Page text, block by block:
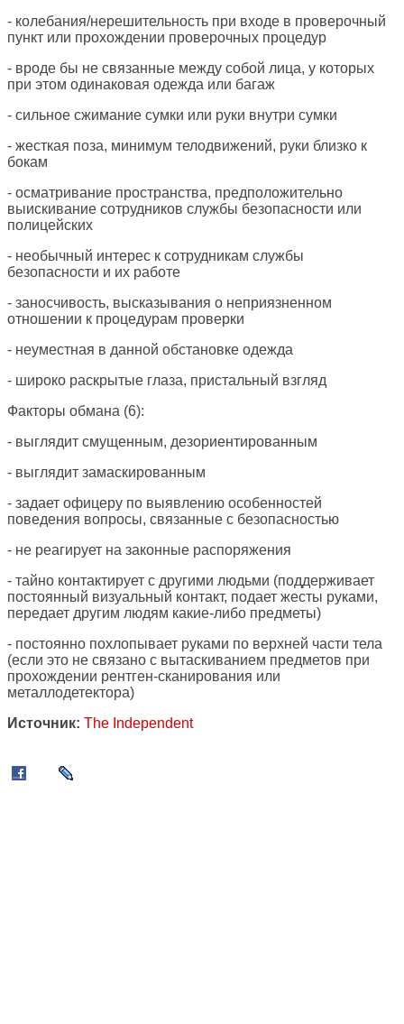
- колебания/нерешительность при входе в проверочный
пункт или прохождении проверочных процедур
- вроде бы не связанные между собой лица, у которых
при этом одинаковая одежда или багаж
- сильное сжимание сумки или руки внутри сумки
- жесткая поза, минимум телодвижений, руки близко к
бокам
- осматривание пространства, предположительно
выискивание сотрудников службы безопасности или
полицейских
- необычный интерес к сотрудникам службы
безопасности и их работе
- заносчивость, высказывания о неприязненном
отношении к процедурам проверки
- неуместная в данной обстановке одежда
- широко раскрытые глаза, пристальный взгляд
Факторы обмана (6):
- выглядит смущенным, дезориентированным
- выглядит замаскированным
- задает офицеру по выявлению особенностей
поведения вопросы, связанные с безопасностью
- не реагирует на законные распоряжения
- тайно контактирует с другими людьми (поддерживает
постоянный визуальный контакт, подает жесты руками,
передает другим людям какие-либо предметы)
- постоянно похлопывает руками по верхней части тела
(если это не связано с вытаскиванием предметов при
прохождении рентген-сканирования или
металлодетектора)
Источник: The Independent